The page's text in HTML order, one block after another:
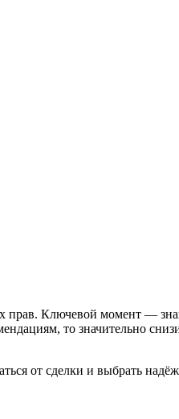
прав. Ключевой момент —
то значительно
от сделки и выбрать